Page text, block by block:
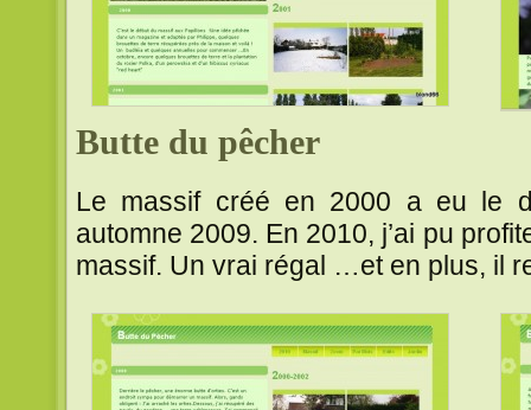
Butte du pêcher
Le massif créé en 2000 a eu le
automne 2009. En 2010, j’ai pu
massif. Un vrai régal …et en plus, il